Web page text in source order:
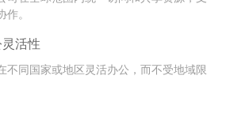
。
活性
不同国家或地区灵活办公，而不受地域限